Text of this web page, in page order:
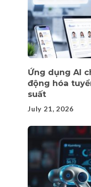
Ứng dụng AI
động hóa
suất
July 21, 2026